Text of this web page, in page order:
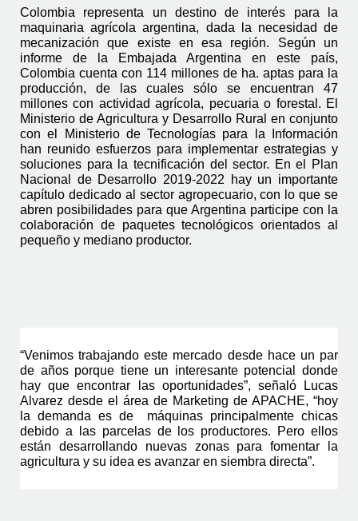
Colombia representa un destino de interés para la
maquinaria agrícola argentina, dada la necesidad de
mecanización que existe en esa región. Según un
informe de la Embajada Argentina en este país,
Colombia cuenta con 114 millones de ha. aptas para la
producción, de las cuales sólo se encuentran 47
millones con actividad agrícola, pecuaria o forestal. El
Ministerio de Agricultura y Desarrollo Rural en conjunto
con el Ministerio de Tecnologías para la Información
han reunido esfuerzos para implementar estrategias y
soluciones para la tecnificación del sector. En el Plan
Nacional de Desarrollo 2019-2022 hay un importante
capítulo dedicado al sector agropecuario, con lo que se
abren posibilidades para que Argentina participe con la
colaboración de paquetes tecnológicos orientados al
pequeño y mediano productor.
“Venimos trabajando este mercado desde hace un par
de años porque tiene un interesante potencial donde
hay que encontrar las oportunidades”, señaló Lucas
Alvarez desde el área de Marketing de APACHE, “hoy
la demanda es de  máquinas principalmente chicas
debido a las parcelas de los productores. Pero ellos
están desarrollando nuevas zonas para fomentar la
agricultura y su idea es avanzar en siembra directa”.